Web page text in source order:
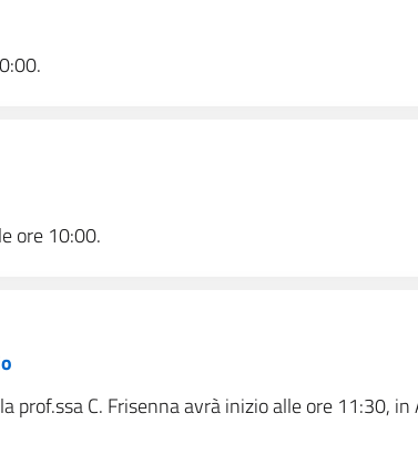
ore 10:00.
prof.ssa C. Frisenna avrà inizio alle ore 11:30, in